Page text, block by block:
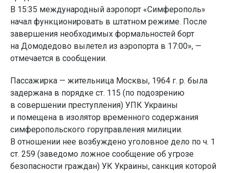
В 15:35 международный аэропорт «Симферополь»
начал функционировать в штатном режиме. После
завершения необходимых формальностей борт
на Домодедово вылетел из аэропорта в 17:00», —
отмечается в сообщении.
Пассажирка — жительница Москвы, 1964 г. р. была
задержана в порядке ст. 115 (по подозрению
в совершении преступления) УПК Украины
и помещена в изолятор временного содержания
симферопольского горуправления милиции.
В отношении нее возбуждено уголовное дело по ч. 1
ст. 259 (заведомо ложное сообщение об угрозе
безопасности граждан) УК Украины, санкция которой